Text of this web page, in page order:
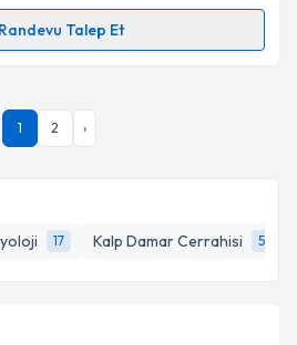
17 Kalp Damar Cerrahisi 5
işlenmesine ilişkinAydınlatma
ve kişisel verilerimin belirtilen
kabul ediyorum.
Talebini Gönder
Randevu Talep Et
Talebi
Sadeiçin randevu takvimi talebi
randevu almanız için bir
ve kişisel verilerimin belirtilen
1 2 ›